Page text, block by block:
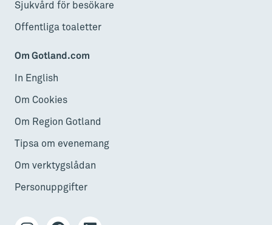
Sjukvård för besökare
Offentliga toaletter
Om Gotland.com
In English
Om Cookies
Om Region Gotland
Tipsa om evenemang
Om verktygslådan
Personuppgifter